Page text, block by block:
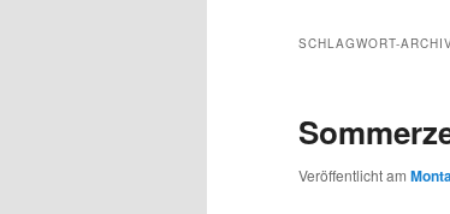
wechseln
SCHLAGWORT-
Veröffentlicht am